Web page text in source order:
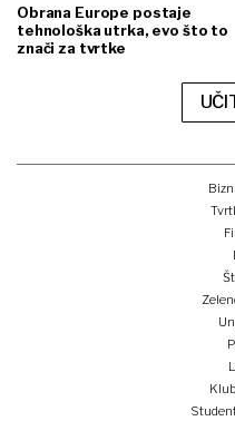
Obrana Europe postaje
tehnološka utrka, evo što to
znači za tvrtke